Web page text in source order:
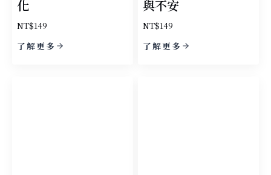
化
NT$149
了解更多
與不安
NT$149
了解更多